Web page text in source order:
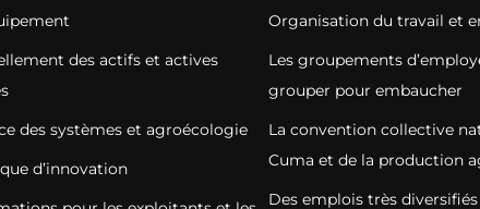
des actifs et actives
des systèmes et agroécologie
d’innovation
Organisation du travail et
Les groupements
grouper pour embaucher
La convention collective
Cuma et de la production
Des emplois très